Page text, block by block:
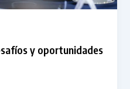
y oportunidades